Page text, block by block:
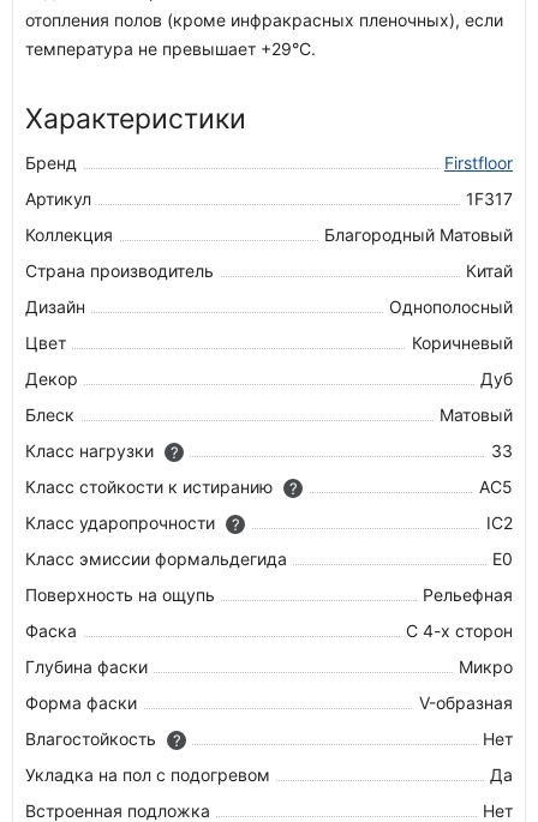
отопления полов (кроме инфракрасных пленочных), если
температура не превышает +29°C.
Характеристики
Бренд
Firstfloor
Артикул
1F317
Коллекция
Благородный Матовый
Страна производитель
Китай
Дизайн
Однополосный
Цвет
Коричневый
Декор
Дуб
Блеск
Матовый
Класс нагрузки
?
33
Класс стойкости к истиранию
?
AC5
Класс ударопрочности
?
IC2
Класс эмиссии формальдегида
E0
Поверхность на ощупь
Рельефная
Фаска
С 4-х сторон
Глубина фаски
Микро
Форма фаски
V-образная
Влагостойкость
?
Нет
Укладка на пол c подогревом
Да
Встроенная подложка
Нет